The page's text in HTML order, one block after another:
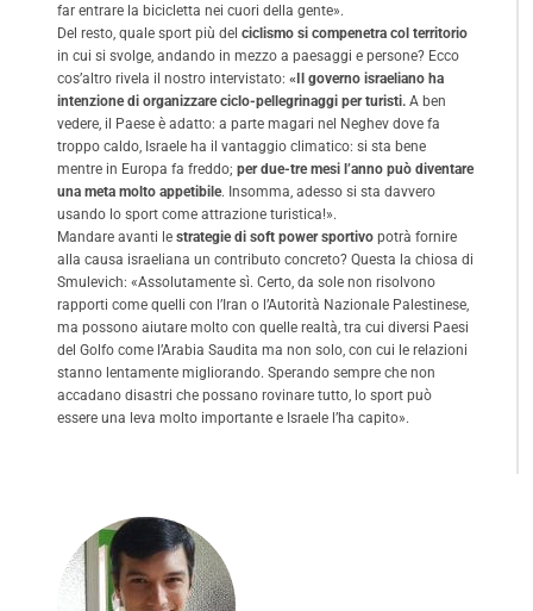
far entrare la bicicletta nei cuori della gente».
Del resto, quale sport più del ciclismo si compenetra col territorio
in cui si svolge, andando in mezzo a paesaggi e persone? Ecco
cos’altro rivela il nostro intervistato: «Il governo israeliano ha
intenzione di organizzare ciclo-pellegrinaggi per turisti. A ben
vedere, il Paese è adatto: a parte magari nel Neghev dove fa
troppo caldo, Israele ha il vantaggio climatico: si sta bene
mentre in Europa fa freddo; per due-tre mesi l’anno può diventare
una meta molto appetibile. Insomma, adesso si sta davvero
usando lo sport come attrazione turistica!».
Mandare avanti le strategie di soft power sportivo potrà fornire
alla causa israeliana un contributo concreto? Questa la chiosa di
Smulevich: «Assolutamente sì. Certo, da sole non risolvono
rapporti come quelli con l’Iran o l’Autorità Nazionale Palestinese,
ma possono aiutare molto con quelle realtà, tra cui diversi Paesi
del Golfo come l’Arabia Saudita ma non solo, con cui le relazioni
stanno lentamente migliorando. Sperando sempre che non
accadano disastri che possano rovinare tutto, lo sport può
essere una leva molto importante e Israele l’ha capito».